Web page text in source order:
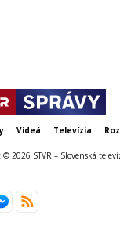
Videá Televízia
© 2026 STVR – Slovenská